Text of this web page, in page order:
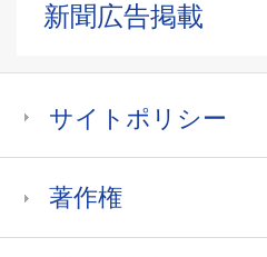
新聞広告掲載
サイトポリシー
著作権